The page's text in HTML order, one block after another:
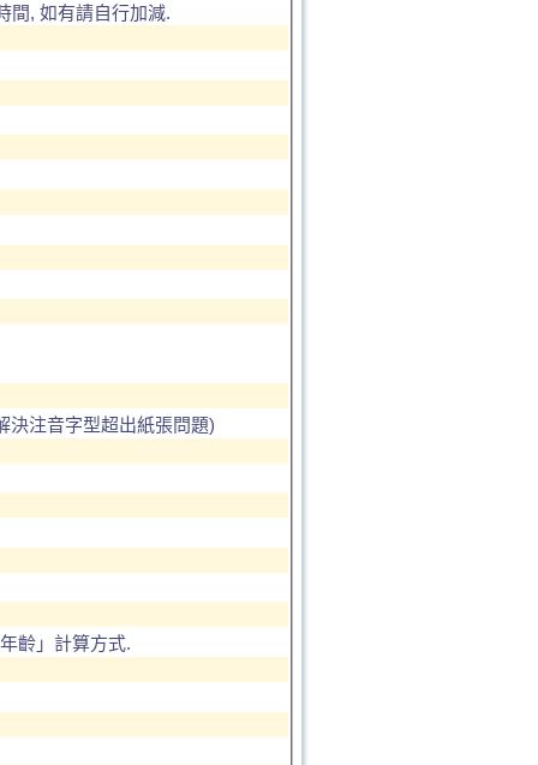
間, 如有請自行加減.
決注音字型超出紙張問題)
齡」計算方式.